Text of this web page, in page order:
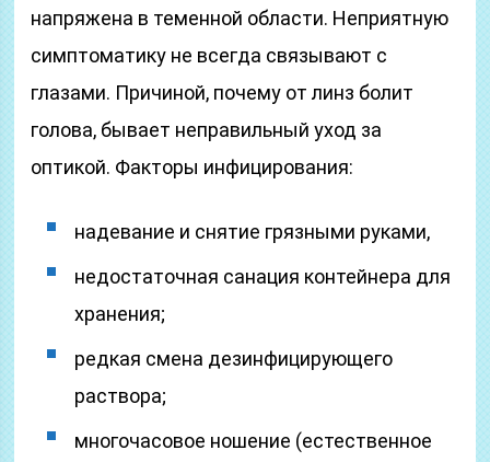
напряжена в теменной области. Неприятную
симптоматику не всегда связывают с
глазами. Причиной, почему от линз болит
голова, бывает неправильный уход за
оптикой. Факторы инфицирования:
надевание и снятие грязными руками,
недостаточная санация контейнера для
хранения;
редкая смена дезинфицирующего
раствора;
многочасовое ношение (естественное